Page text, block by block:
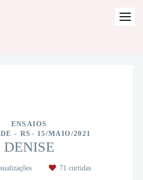
ENSAIOS
- RS
15/MAIO/2021
DENISE
71 curtidas